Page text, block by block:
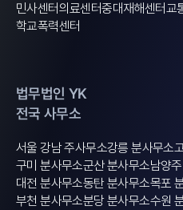
민사센터의료센터중대재해센터교
학교폭력센터
법무법인 YK
전국 사무소
서울 강남 주사무소강릉 분사무소
구미 분사무소군산 분사무소남양
대전 분사무소동탄 분사무소목포
부천 분사무소분당 분사무소수원